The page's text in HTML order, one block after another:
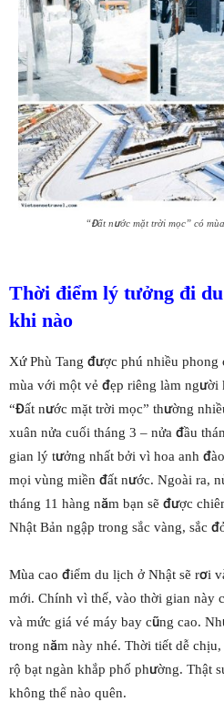
“Đất nước mặt trời mọc” có
Thời điểm lý tưởng đi
khi nào
Xứ Phù Tang được phú nhiều
mùa với một vẻ đẹp riêng làm
“Đất nước mặt trời mọc” thường
xuân nửa cuối tháng 3 – nửa đầu
gian lý tưởng nhất bởi vì hoa anh
mọi vùng miền đất nước. Ngoài ra,
tháng 11 hàng năm bạn sẽ được
Nhật Bản ngập trong sắc vàng, sắc
Mùa cao điểm du lịch ở Nhật sẽ rơi
mới. Chính vì thế, vào thời gian này
và mức giá vé máy bay cũng cao.
trong năm này nhé. Thời tiết dễ
rộ bạt ngàn khắp phố phường. Thật
không thể nào quên.